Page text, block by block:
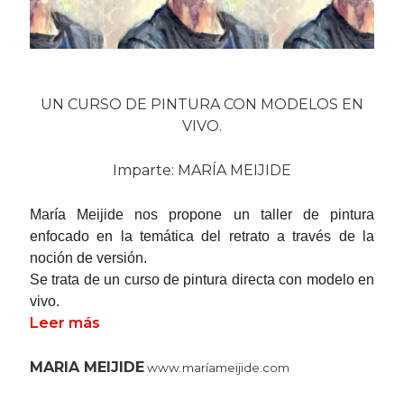
UN CURSO DE PINTURA CON MODELOS EN
VIVO.
Imparte: MARÍA MEIJIDE
María Meijide nos propone un taller de pintura
enfocado en la temática del retrato a través de la
noción de versión.
Se trata de un curso de pintura directa con modelo en
vivo.
Leer más
MARIA MEIJIDEwww.maríameijide.com